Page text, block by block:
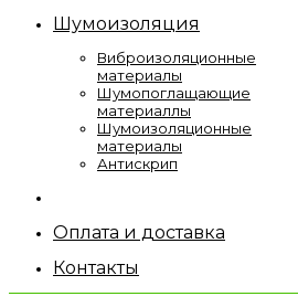
Шумоизоляция
Виброизоляционные
материалы
Шумопоглащающие
материаллы
Шумоизоляционные
материалы
Антискрип
Оплата и доставка
Контакты